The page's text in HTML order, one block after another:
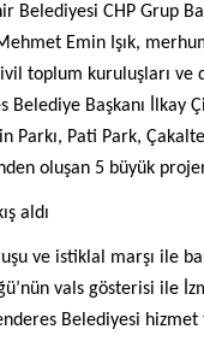
Belediyesi CHP Grup
Emin Işık,
toplum kuruluşları ve
Belediye Başkanı İlkay
Parkı, Pati Park,
oluşan 5 büyük
aldı
ve istiklal marşı ile
vals gösterisi ile
Belediyesi hizmet